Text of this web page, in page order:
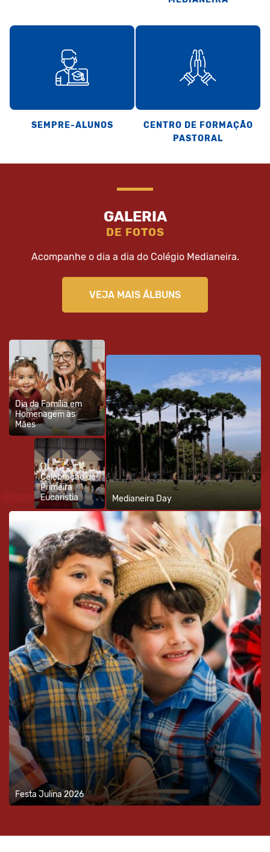
SEMPRE-ALUNOS
CENTRO DE FORMAÇÃO
PASTORAL
Festa Julina 2026
Dia da Família em
Homenagem às
Mães
Medianeira Day
Celebração de
Primeira
Eucaristia
GALERIA
DE FOTOS
Acompanhe o dia a dia do Colégio Medianeira.
VEJA MAIS ÁLBUNS